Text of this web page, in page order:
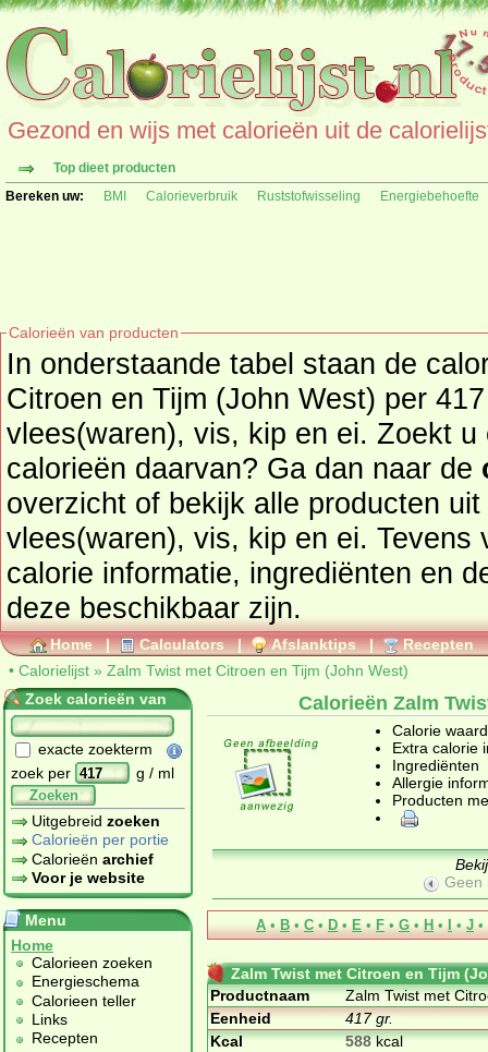
Gezond en wijs met calorieën uit de
Top dieet producten
Bereken uw:
BMI Calorieverbruik Ruststofwisseling Energiebehoefte
Calorieën van producten
In onderstaande tabel staan de
Citroen en Tijm (John West) per
vlees(waren), vis, kip en ei. Zoekt u een ander product en de
calorieën daarvan? Ga dan naar de
overzicht of bekijk alle
vlees(waren), vis, kip en ei. Tevens vindt u ook de uitgebreide
calorie informatie, ingrediënten en
deze beschikbaar zijn.
Home | Calculators | Afslanktips | Recepten
• Calorielijst » Zalm Twist met Citroen en Tijm (John West)
Zoek calorieën van
exacte zoekterm
zoek per
g / ml
Zoeken
Uitgebreid zoeken
Calorieën per portie
Calorieën archief
Voor je website
Menu
Home
Calorieen zoeken
Energieschema
Calorieen teller
Links
Recepten
Calorieën Zalm
Calorie
Extra calorie
Ingrediënten
Allergie
Producten
Geen
A • B • C • D • E • F • G • H • I • J •
Zalm Twist met Citroen en Tijm
Productnaam
Zalm Twist met
Eenheid
417 gr.
Kcal
588kcal